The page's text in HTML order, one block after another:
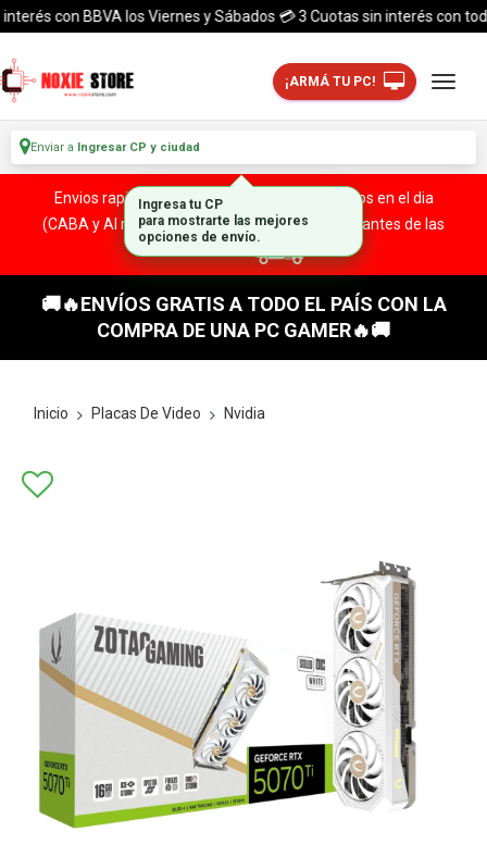
con BBVA los Viernes y Sábados 💳 3 Cuotas sin interés con
¡ARMÁ TU PC!
Enviar a Ingresar CP y ciudad
Envios rapidos y seguros a todo el pais. ¡ Envios en el dia
(CABA y Al rededores) Acreditando tu compra antes de las
🚚🔥ENVÍOS GRATIS A TODO EL PAÍS CON LA
COMPRA DE UNA PC GAMER🔥🚚
Inicio Placas De Video Nvidia